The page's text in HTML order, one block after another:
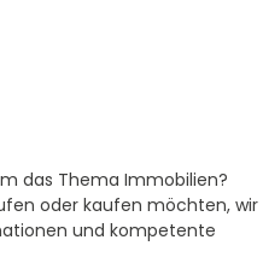
das Thema Immobilien?
oder kaufen möchten, wir
und kompetente